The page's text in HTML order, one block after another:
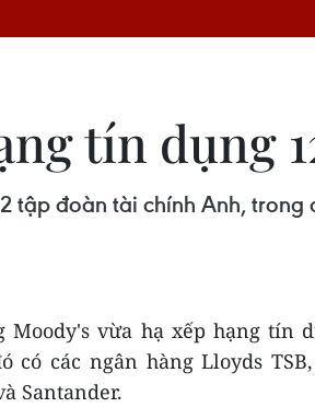
tín dụng
tập đoàn tài chính Anh, trong
Moody's vừa hạ xếp hạng tín
có các ngân hàng Lloyds
Santander.